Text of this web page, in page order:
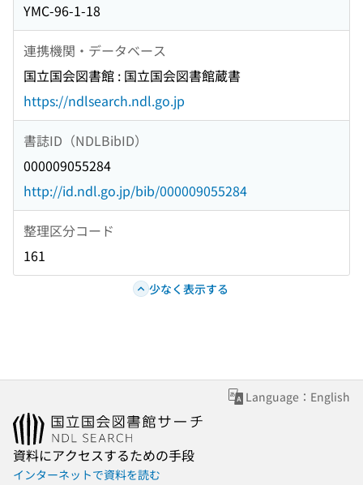
YMC-96-1-18
連携機関・データベース
国立国会図書館 : 国立国会図書館蔵書
https://ndlsearch.ndl.go.jp
書誌ID（NDLBibID）
000009055284
http://id.ndl.go.jp/bib/000009055284
整理区分コード
161
少なく表示する
Language：English
資料にアクセスするための手段
インターネットで資料を読む